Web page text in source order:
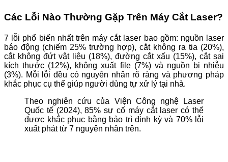
Các Lỗi Nào Thường Gặp Trên Máy Cắt Laser?
7 lỗi phổ biến nhất trên máy cắt laser bao gồm: nguồn laser
báo động (chiếm 25% trường hợp), cắt không ra tia (20%),
cắt không đứt vật liệu (18%), đường cắt xấu (15%), cắt sai
kích thước (12%), không xuất file (7%) và nguồn bị nhiễu
(3%). Mỗi lỗi đều có nguyên nhân rõ ràng và phương pháp
khắc phục cụ thể giúp người dùng tự xử lý tại nhà.
Theo nghiên cứu của Viện Công nghệ Laser
Quốc tế (2024), 85% sự cố máy cắt laser có thể
được khắc phục bằng bảo trì định kỳ và 70% lỗi
xuất phát từ 7 nguyên nhân trên.